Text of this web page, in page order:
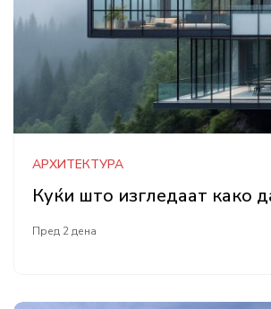
АРХИТЕКТУРА
Куќи што изгледаат како
Пред 2 дена